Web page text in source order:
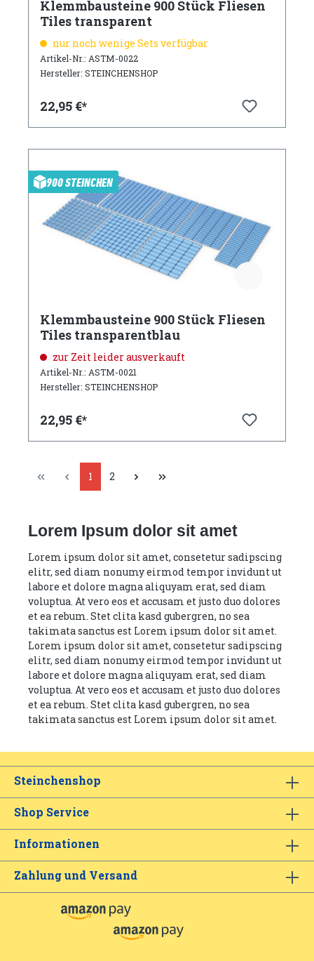
Klemmbausteine 900 Stück Fliesen
Tiles transparent
nur noch wenige Sets verfügbar
Artikel-Nr.: ASTM-0022
Hersteller: STEINCHENSHOP
22,95 €*
900 STEINCHEN
Klemmbausteine 900 Stück Fliesen
Tiles transparentblau
zur Zeit leider ausverkauft
Artikel-Nr.: ASTM-0021
Hersteller: STEINCHENSHOP
22,95 €*
1 2
Lorem Ipsum dolor sit amet
Lorem ipsum dolor sit amet, consetetur sadipscing
elitr, sed diam nonumy eirmod tempor invidunt ut
labore et dolore magna aliquyam erat, sed diam
voluptua. At vero eos et accusam et justo duo dolores
et ea rebum. Stet clita kasd gubergren, no sea
takimata sanctus est Lorem ipsum dolor sit amet.
Lorem ipsum dolor sit amet, consetetur sadipscing
elitr, sed diam nonumy eirmod tempor invidunt ut
labore et dolore magna aliquyam erat, sed diam
voluptua. At vero eos et accusam et justo duo dolores
et ea rebum. Stet clita kasd gubergren, no sea
takimata sanctus est Lorem ipsum dolor sit amet.
Steinchenshop
Shop Service
Informationen
Zahlung und Versand